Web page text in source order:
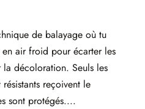
de balayage où tu
en air froid pour écarter les
décoloration. Seuls les
reçoivent le
sont protégés....